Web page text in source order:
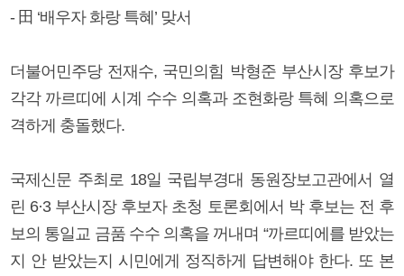
- 田 ‘배우자 화랑 특혜’ 맞서
더불어민주당 전재수, 국민의힘 박형준 부산시장 후보가
각각 까르띠에 시계 수수 의혹과 조현화랑 특혜 의혹으로
격하게 충돌했다.
국제신문 주최로 18일 국립부경대 동원장보고관에서 열
린 6·3 부산시장 후보자 초청 토론회에서 박 후보는 전 후
보의 통일교 금품 수수 의혹을 꺼내며 “까르띠에를 받았는
지 안 받았는지 시민에게 정직하게 답변해야 한다. 또 본